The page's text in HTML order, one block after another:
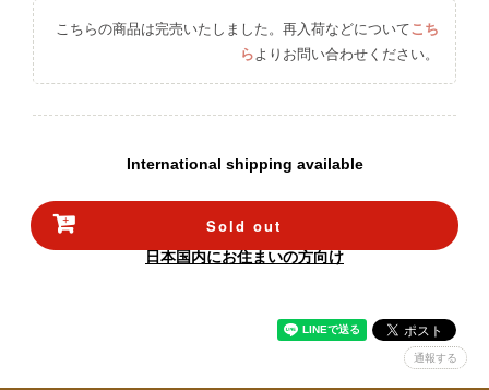
こちらの商品は完売いたしました。再入荷などについてこち
ら よりお問い合わせください。
International shipping available
Sold out
日本国内にお住まいの方向け
通報する